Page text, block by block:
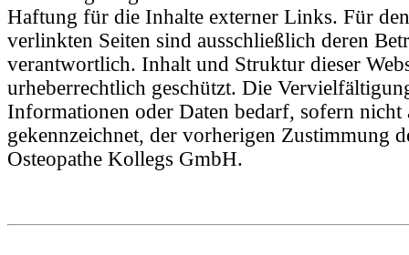
Haftung für die Inhalte externer Links. Für
verlinkten Seiten sind ausschließlich deren
verantwortlich. Inhalt und Struktur dieser
urheberrechtlich geschützt. Die
Informationen oder Daten bedarf, sofern nicht
gekennzeichnet, der vorherigen Zustimmung
Osteopathe Kollegs GmbH.